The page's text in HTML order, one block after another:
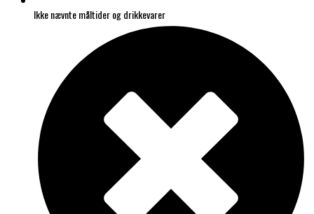
Ikke nævnte måltider og drikkevarer